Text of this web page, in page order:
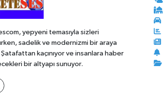
yepyeni temasıyla sizleri
sadelik ve modernizmi bir araya
kaçınıyor ve insanlara haber
bir altyapı sunuyor.